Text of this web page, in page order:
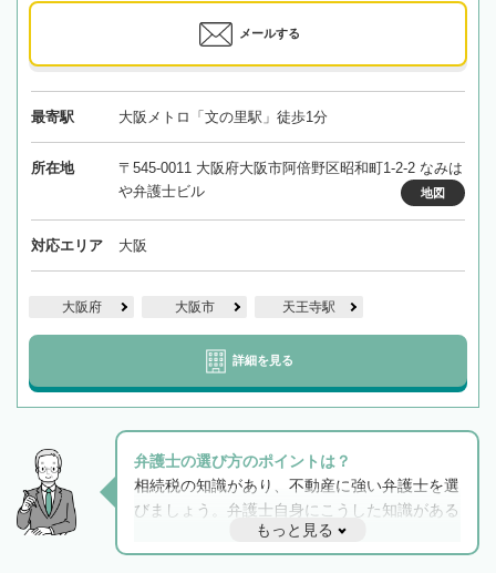
メールする
最寄駅 大阪メトロ「文の里駅」徒歩1分
所在地
〒545-0011 大阪府大阪市阿倍野区昭和町1-2-2 なみは
や弁護士ビル
地図
対応エリア 大阪
大阪府 大阪市 天王寺駅
詳細を見る
弁護士の選び方のポイントは？
相続税の知識があり、不動産に強い弁護士を選
びましょう。弁護士自身にこうした知識がある
と他士業との連携もスムーズに進み、トラブル
解決のみならず相続をトータルで任せることが
もっと見る